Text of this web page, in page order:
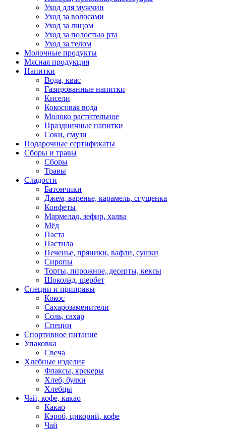
Уход для мужчин
Уход за волосами
Уход за лицом
Уход за полостью рта
Уход за телом
Молочные продукты
Мясная продукция
Напитки
Вода, квас
Газированные напитки
Кисели
Кокосовая вода
Молоко растительное
Праздничные напитки
Соки, смузи
Подарочные сертификаты
Сборы и травы
Сборы
Травы
Сладости
Батончики
Джем, варенье, карамель, сгущенка
Конфеты
Мармелад, зефир, халва
Мёд
Паста
Пастила
Печенье, пряники, вафли, сушки
Сиропы
Торты, пирожное, десерты, кексы
Шоколад, щербет
Специи и приправы
Кокос
Сахарозаменители
Соль, сахар
Специи
Спортивное питание
Упаковка
Свеча
Хлебные изделия
Флаксы, крекеры
Хлеб, булки
Хлебцы
Чай, кофе, какао
Какао
Кэроб, цикорий, кофе
Чай